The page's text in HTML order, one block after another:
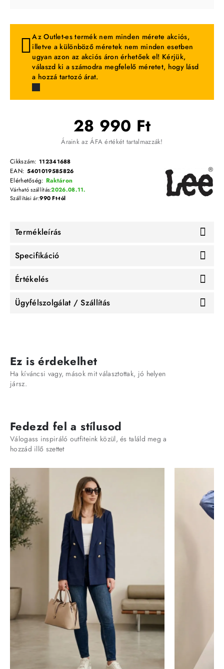
28 990 Ft
Áraink az ÁFA értékét tartalmazzák!
Cikkszám: 112341688
EAN: 5401019585826
Elérhetőség: Raktáron
Várható szállítás:2026.08.11.
Szállítási ár:990 Ft-tól
Az Outlet-es termék nem minden mérete akciós,
illetve a különböző méretek nem minden esetben
ugyan azon az akciós áron érhetőek el! Kérjük,
válaszd ki a számodra megfelelő méretet, hogy lásd
a hozzá tartozó árat.
Termékleírás
Specifikáció
Értékelés
Ügyfélszolgálat / Szállítás
Ez is érdekelhet
Ha kíváncsi vagy, mások mit választottak, jó helyen
jársz.
Fedezd fel a stílusod
Válogass inspiráló outfiteink közül, és találd meg a
hozzád illő szettet